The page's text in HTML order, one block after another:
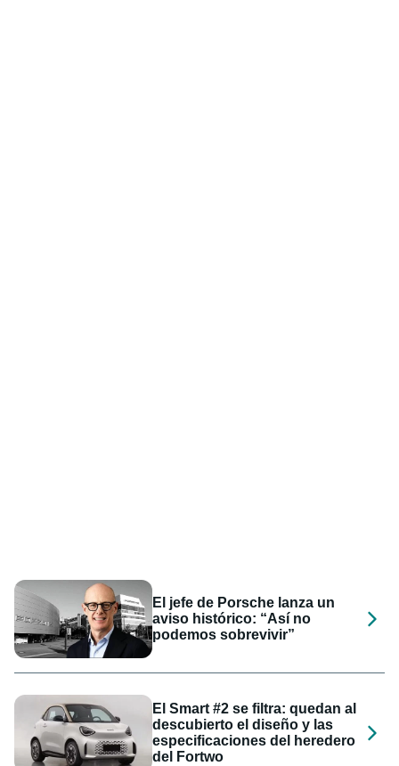
El jefe de Porsche lanza un
aviso histórico: “Así no
podemos sobrevivir”
El Smart #2 se filtra: quedan al
descubierto el diseño y las
especificaciones del heredero
del Fortwo